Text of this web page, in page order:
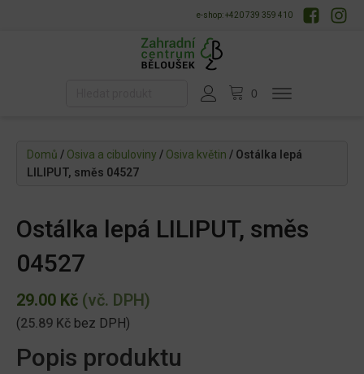
e-shop: +420 739 359 410
Domů / Osiva a cibuloviny / Osiva květin / Ostálka lepá
LILIPUT, směs 04527
Ostálka lepá LILIPUT, směs
04527
29.00 Kč (vč. DPH)
(25.89 Kč bez DPH)
Popis produktu